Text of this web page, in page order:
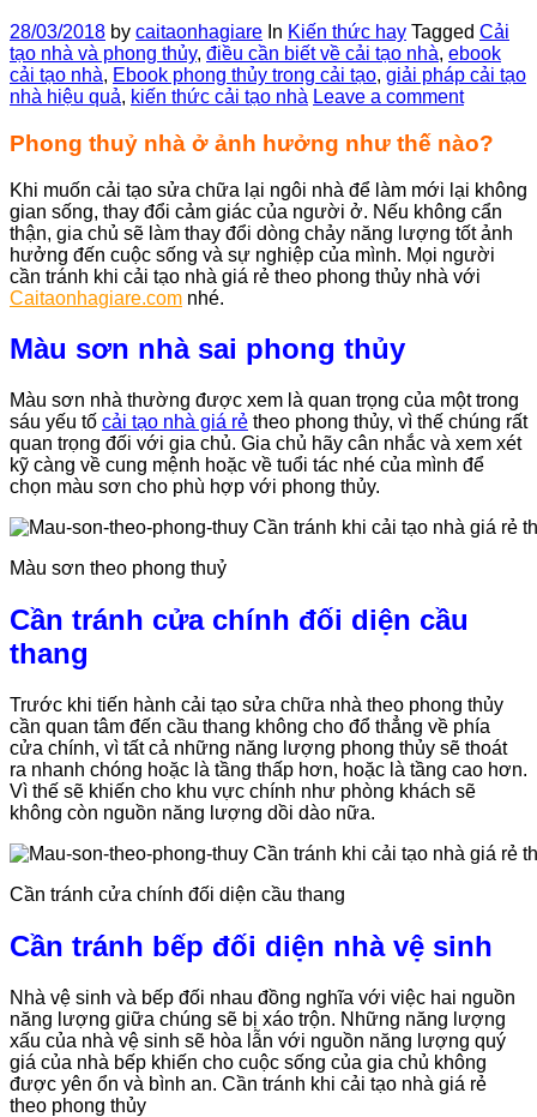
28/03/2018 by caitaonhagiare In Kiến thức hay Tagged Cải
tạo nhà và phong thủy, điều cần biết về cải tạo nhà, ebook
cải tạo nhà, Ebook phong thủy trong cải tạo, giải pháp cải tạo
nhà hiệu quả, kiến thức cải tạo nhà Leave a comment
Phong thuỷ nhà ở ảnh hưởng như thế nào?
Khi muốn cải tạo sửa chữa lại ngôi nhà để làm mới lại không
gian sống, thay đổi cảm giác của người ở. Nếu không cẩn
thận, gia chủ sẽ làm thay đổi dòng chảy năng lượng tốt ảnh
hưởng đến cuộc sống và sự nghiệp của mình. Mọi người
cần tránh khi cải tạo nhà giá rẻ theo phong thủy nhà với
Caitaonhagiare.com nhé.
Màu sơn nhà sai phong thủy
Màu sơn nhà thường được xem là quan trọng của một trong
sáu yếu tố cải tạo nhà giá rẻ theo phong thủy, vì thế chúng rất
quan trọng đối với gia chủ. Gia chủ hãy cân nhắc và xem xét
kỹ càng về cung mệnh hoặc về tuổi tác nhé của mình để
chọn màu sơn cho phù hợp với phong thủy.
Màu sơn theo phong thuỷ
Cần tránh cửa chính đối diện cầu
thang
Trước khi tiến hành cải tạo sửa chữa nhà theo phong thủy
cần quan tâm đến cầu thang không cho đổ thẳng về phía
cửa chính, vì tất cả những năng lượng phong thủy sẽ thoát
ra nhanh chóng hoặc là tầng thấp hơn, hoặc là tầng cao hơn.
Vì thế sẽ khiến cho khu vực chính như phòng khách sẽ
không còn nguồn năng lượng dồi dào nữa.
Cần tránh cửa chính đối diện cầu thang
Cần tránh bếp đối diện nhà vệ sinh
Nhà vệ sinh và bếp đối nhau đồng nghĩa với việc hai nguồn
năng lượng giữa chúng sẽ bị xáo trộn. Những năng lượng
xấu của nhà vệ sinh sẽ hòa lẫn với nguồn năng lượng quý
giá của nhà bếp khiến cho cuộc sống của gia chủ không
được yên ổn và bình an. Cần tránh khi cải tạo nhà giá rẻ
theo phong thủy